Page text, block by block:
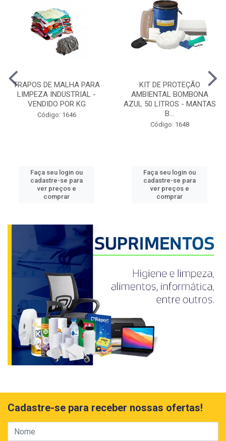
TRAPOS DE MALHA PARA
LIMPEZA INDUSTRIAL -
VENDIDO POR KG
Código: 1646
Faça seu login ou
cadastre-se para
ver preços e
comprar
KIT DE PROTEÇÃO
AMBIENTAL BOMBONA
AZUL 50 LITROS - MANTAS
B...
Código: 1648
Faça seu login ou
cadastre-se para
ver preços e
comprar
Cadastre-se para receber nossas ofertas!